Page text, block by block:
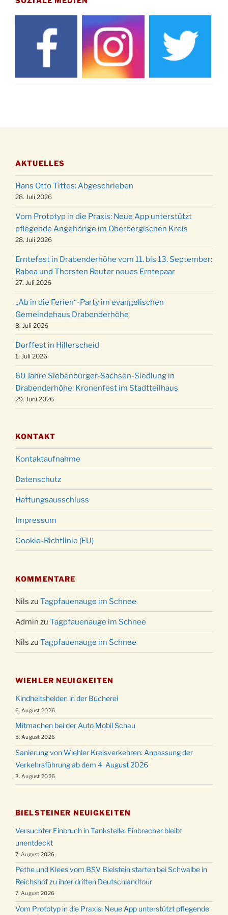
21.11.
Basar im Ev. Gemeindehaus von 14-16:30 Uhr
Katharinenball des Honterus Chors im
Stadtteilhaus um 19:00 Uhr
Kinderbibeltag im Ev. Gemeindehaus von 10-
12 Uhr
Stadtteilhaus um 19:00 Uhr
11.12.
Puer-Natus weihnachtliches Brauchtum am
Robert-Gassner-Hof um 17:00 Uhr
19.12.
Kinderbibeltag im Ev. Gemeindehaus von 10-
12 Uhr
20.12.
Weihnachts-Konzert des Honterus Chors in
der Kirche um 17:00 Uhr
24.12.
Familiengottesdienst mit Krippenspiel im Ev.
Gemeindehaus um 15:00 Uhr
24.12. Familiengottesdienst in der FeG um 16 Uhr
24.12.
Weihnachtsgottesdienst in der Kirche um
15:00 Uhr
24.12.
Weihnachtsgottesdienst in der Kirche um
18:00 Uhr
24.12.
Christmette mit der ev. Jugend in der Kirche
um 23:00 Uhr
31.12.
Gottesdienst zu Silvester in der Kirche um
18:00 Uhr
AKTUELLES
Hans Otto Tittes: Abgeschrieben
28. Juli 2026
Vom Prototyp in die Praxis: Neue App unterstützt
pflegende Angehörige im Oberbergischen Kreis
28. Juli 2026
Erntefest in Drabenderhöhe vom 11. bis 13. September:
Rabea und Thorsten Reuter neues Erntepaar
27. Juli 2026
„Ab in die Ferien“-Party im evangelischen
Gemeindehaus Drabenderhöhe
8. Juli 2026
Dorffest in Hillerscheid
1. Juli 2026
60 Jahre Siebenbürger-Sachsen-Siedlung in
Drabenderhöhe: Kronenfest im Stadtteilhaus
29. Juni 2026
KONTAKT
Kontaktaufnahme
Datenschutz
Haftungsausschluss
Impressum
Cookie-Richtlinie (EU)
KOMMENTARE
Nils zu Tagpfauenauge im Schnee
Admin zu Tagpfauenauge im Schnee
Nils zu Tagpfauenauge im Schnee
WIEHLER NEUIGKEITEN
Kindheitshelden in der Bücherei
6. August 2026
Mitmachen bei der Auto Mobil Schau
5. August 2026
Sanierung von Wiehler Kreisverkehren: Anpassung der
Verkehrsführung ab dem 4. August 2026
3. August 2026
BIELSTEINER NEUIGKEITEN
Versuchter Einbruch in Tankstelle: Einbrecher bleibt
unentdeckt
7. August 2026
Pethe und Klees vom BSV Bielstein starten bei Schwalbe in
Reichshof zu ihrer dritten Deutschlandtour
7. August 2026
Vom Prototyp in die Praxis: Neue App unterstützt pflegende